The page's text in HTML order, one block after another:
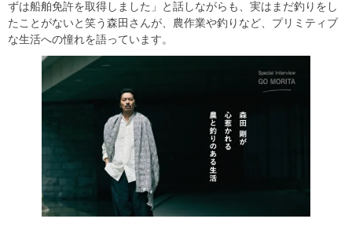
ずは船舶免許を取得しました」と話しながらも、実はまだ釣りをし
たことがないと笑う森田さんが、農作業や釣りなど、プリミティブ
な生活への憧れを語っています。